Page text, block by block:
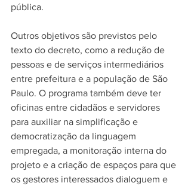
pública.
Outros objetivos são previstos pelo
texto do decreto, como a redução de
pessoas e de serviços intermediários
entre prefeitura e a população de São
Paulo. O programa também deve ter
oficinas entre cidadãos e servidores
para auxiliar na simplificação e
democratização da linguagem
empregada, a monitoração interna do
projeto e a criação de espaços para que
os gestores interessados dialoguem e